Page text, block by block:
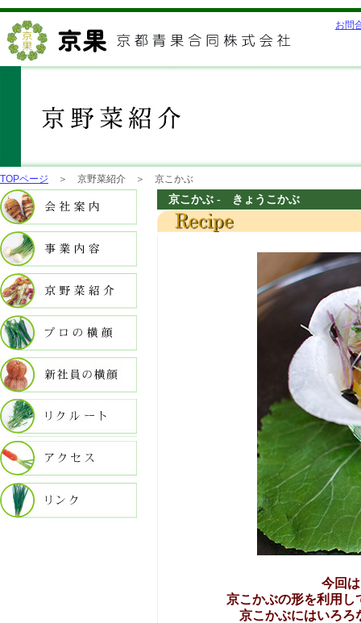
お問
TOPページ ＞ 京野菜紹介 ＞ 京こかぶ
京こかぶ - きょう こかぶ
今回
京こかぶの形を利用し
京こかぶにはいろろ